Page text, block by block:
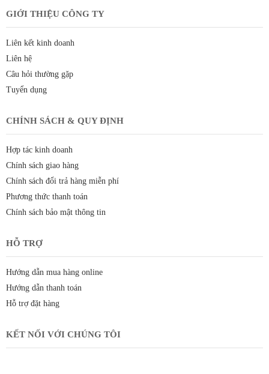
GIỚI THIỆU CÔNG TY
Liên kết kinh doanh
Liên hệ
Câu hỏi thường gặp
Tuyển dụng
CHÍNH SÁCH & QUY ĐỊNH
Hợp tác kinh doanh
Chính sách giao hàng
Chính sách đổi trả hàng miễn phí
Phương thức thanh toán
Chính sách bảo mật thông tin
HỖ TRỢ
Hướng dẫn mua hàng online
Hướng dẫn thanh toán
Hỗ trợ đặt hàng
KẾT NỐI VỚI CHÚNG TÔI